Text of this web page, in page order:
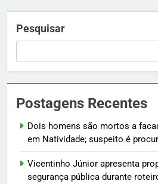
Pesquisar
Postagens Recentes
Dois homens são mortos a
em Natividade; suspeito é
Vicentinho Júnior apresenta
segurança pública durante